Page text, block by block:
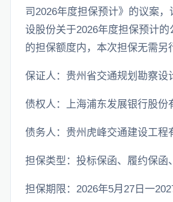
司2026年度担保预计》的议案
设股份关于2026年度担保预计
的担保额度内，本次担保无需另
保证人：贵州省交通规划勘察设
债权人：上海浦东发展银行股份
债务人：贵州虎峰交通建设工程
担保类型：投标保函、履约保函
担保期限：2026年5月27日一